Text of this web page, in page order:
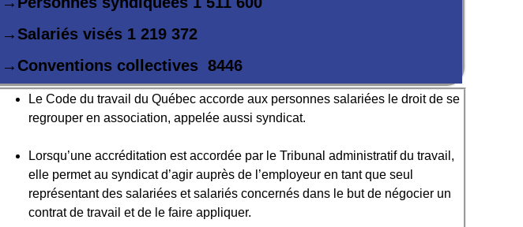
→Salariés visés 1 219 372
→Conventions collectives 8446
Le Code du travail du Québec accorde aux personnes salariées le droit de se
regrouper en association, appelée aussi syndicat.
Lorsqu’une accréditation est accordée par le Tribunal administratif du travail,
elle permet au syndicat d’agir auprès de l’employeur en tant que seul
représentant des salariées et salariés concernés dans le but de négocier un
contrat de travail et de le faire appliquer.